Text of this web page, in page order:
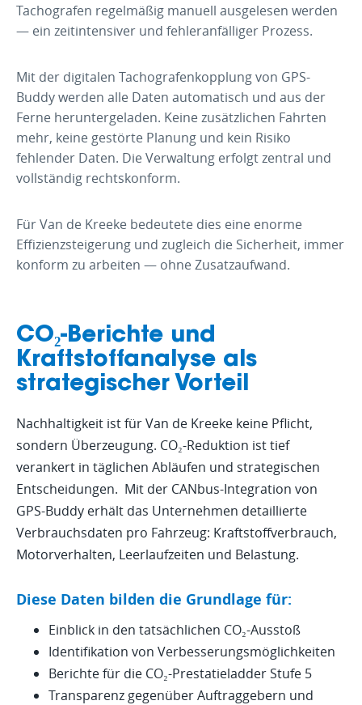
Tachografen regelmäßig manuell ausgelesen werden
— ein zeitintensiver und fehleranfälliger Prozess.
Mit der digitalen Tachografenkopplung von GPS-
Buddy werden alle Daten automatisch und aus der
Ferne heruntergeladen. Keine zusätzlichen Fahrten
mehr, keine gestörte Planung und kein Risiko
fehlender Daten. Die Verwaltung erfolgt zentral und
vollständig rechtskonform.
Für Van de Kreeke bedeutete dies eine enorme
Effizienzsteigerung und zugleich die Sicherheit, immer
konform zu arbeiten — ohne Zusatzaufwand.
CO₂-Berichte und
Kraftstoffanalyse als
strategischer Vorteil
Nachhaltigkeit ist für Van de Kreeke keine Pflicht,
sondern Überzeugung. CO₂-Reduktion ist tief
verankert in täglichen Abläufen und strategischen
Entscheidungen. Mit der CANbus-Integration von
GPS-Buddy erhält das Unternehmen detaillierte
Verbrauchsdaten pro Fahrzeug: Kraftstoffverbrauch,
Motorverhalten, Leerlaufzeiten und Belastung.
Diese Daten bilden die Grundlage für:
Einblick in den tatsächlichen CO₂-Ausstoß
Identifikation von Verbesserungsmöglichkeiten
Berichte für die CO₂-Prestatieladder Stufe 5
Transparenz gegenüber Auftraggebern und